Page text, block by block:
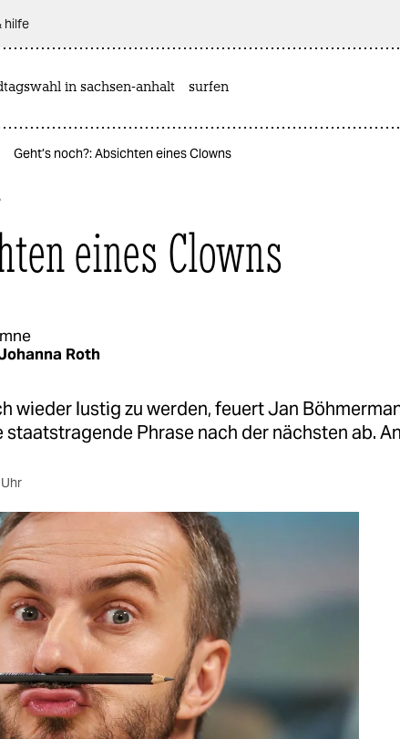
hilfe
in sachsen-anhalt surfen
Geht’s noch?: Absichten eines Clowns
eines Clowns
Roth
wieder lustig zu werden, feuert Jan
staatstragende Phrase nach der nächsten ab.